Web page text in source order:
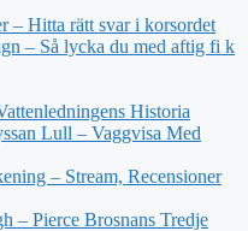
– Hitta rätt svar i korsordet
– Så lycka du med aftig fi k
Historia
Lull – Vaggvisa Med
– Stream, Recensioner
– Pierce Brosnans Tredje